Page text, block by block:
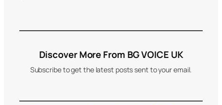
Discover More From BG VOICE UK
Subscribe to get the latest posts sent to your email.